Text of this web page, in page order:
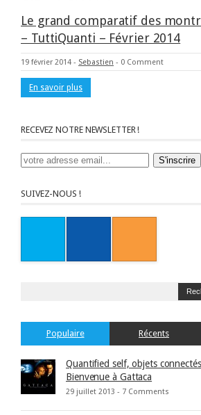
Le grand comparatif des
– TuttiQuanti – Février 2014
19 février 2014 - Sebastien - 0 Comment
En savoir plus
RECEVEZ NOTRE NEWSLETTER !
SUIVEZ-NOUS !
Populaire Récents
Quantified self, objets
Bienvenue à Gattaca
29 juillet 2013 - 7 Comments